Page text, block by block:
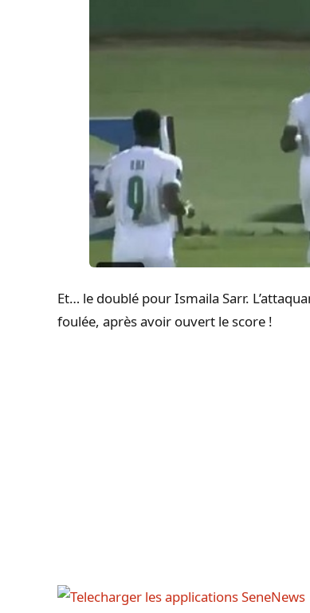
Et… le doublé pour Ismaila Sarr.
foulée, après avoir ouvert le score !